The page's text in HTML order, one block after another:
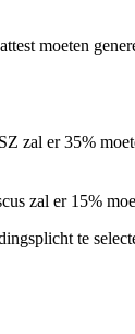
moeten
zal er 35%
zal er 15%
te